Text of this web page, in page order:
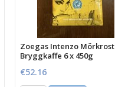
Zoegas Intenzo Mörkrost
Bryggkaffe 6 x 450g
€52.16